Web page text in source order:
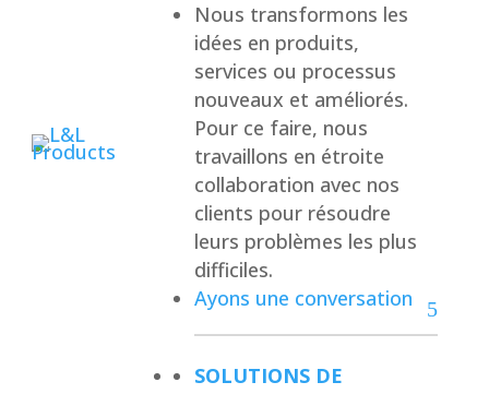
Nous transformons les
idées en produits,
services ou processus
nouveaux et améliorés.
Pour ce faire, nous
travaillons en étroite
collaboration avec nos
clients pour résoudre
leurs problèmes les plus
difficiles.
Ayons une conversation
SOLUTIONS DE